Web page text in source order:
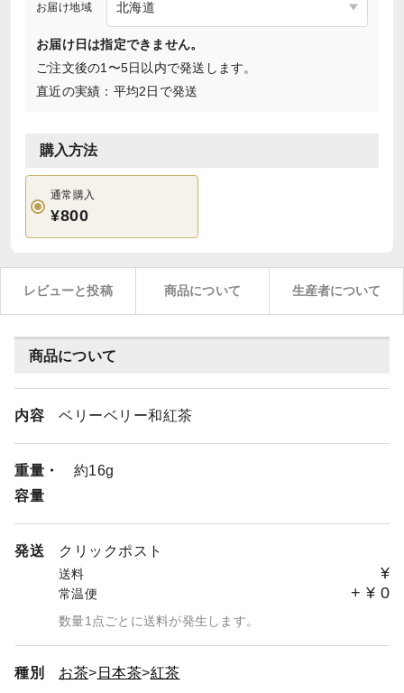
お届け地域
お届け日は指定できません。
ご注文後の1〜5日以内で発送します。
直近の実績：平均2日で発送
購入方法
通常購入
¥800
レビューと投稿 商品について 生産者について
商品について
内容 ベリーベリー和紅茶
重量・
容量
約16g
発送 クリックポスト
送料 ¥
常温便 + ¥ 0
数量1点ごとに送料が発生します。
種別 お茶 日本茶 紅茶